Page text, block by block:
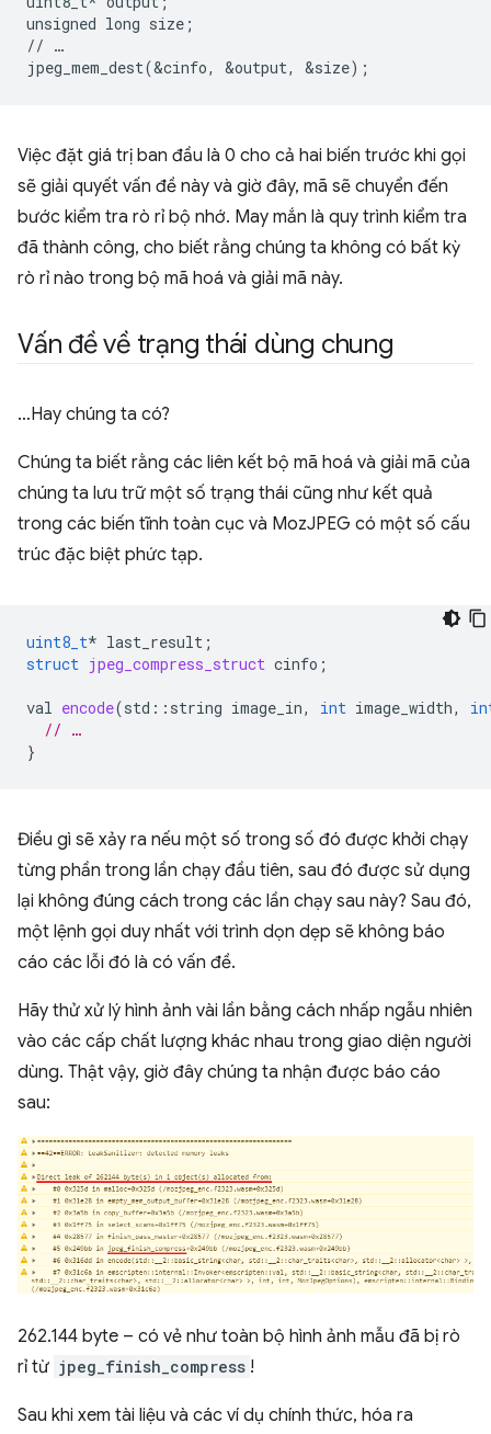
unsigned long size;
// …
Việc đặt giá trị ban đầu là 0 cho cả hai biến trước khi gọi
sẽ giải quyết vấn đề này và giờ đây, mã sẽ chuyển đến
bước kiểm tra rò rỉ bộ nhớ. May mắn là quy trình kiểm tra
đã thành công, cho biết rằng chúng ta không có bất kỳ
rò rỉ nào trong bộ mã hoá và giải mã này.
Vấn đề về trạng thái dùng chung
…Hay chúng ta có?
Chúng ta biết rằng các liên kết bộ mã hoá và giải mã của
chúng ta lưu trữ một số trạng thái cũng như kết quả
trong các biến tĩnh toàn cục và MozJPEG có một số cấu
trúc đặc biệt phức tạp.
uint8_t* last_result ;
struct jpeg_compress_struct cinfo ;
val encode(std :: string image_in, int image_width,
// …
}
Điều gì sẽ xảy ra nếu một số trong số đó được khởi chạy
từng phần trong lần chạy đầu tiên, sau đó được sử dụng
lại không đúng cách trong các lần chạy sau này? Sau đó,
một lệnh gọi duy nhất với trình dọn dẹp sẽ không báo
cáo các lỗi đó là có vấn đề.
Hãy thử xử lý hình ảnh vài lần bằng cách nhấp ngẫu nhiên
vào các cấp chất lượng khác nhau trong giao diện người
dùng. Thật vậy, giờ đây chúng ta nhận được báo cáo
sau:
262.144 byte – có vẻ như toàn bộ hình ảnh mẫu đã bị rò
rỉ từ jpeg_finish_compress !
Sau khi xem tài liệu và các ví dụ chính thức, hóa ra